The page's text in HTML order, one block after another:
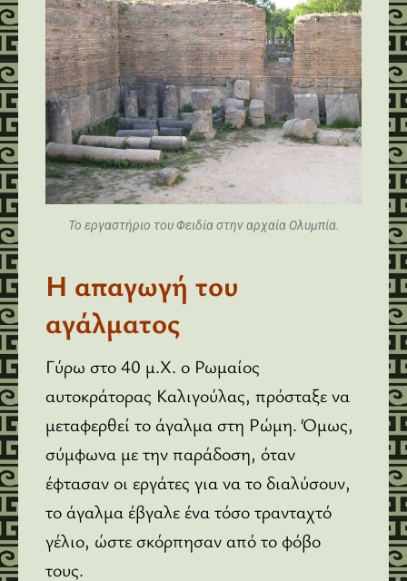
Το εργαστήριο του Φειδία στην αρχαία Ολυμπία.
Η απαγωγή του
αγάλματος
Γύρω στο 40 μ.Χ. ο Ρωμαίος
αυτοκράτορας Καλιγούλας, πρόσταξε να
μεταφερθεί το άγαλμα στη Ρώμη. Όμως,
σύμφωνα με την παράδοση, όταν
έφτασαν οι εργάτες για να το διαλύσουν,
το άγαλμα έβγαλε ένα τόσο τρανταχτό
γέλιο, ώστε σκόρπησαν από το φόβο
τους.